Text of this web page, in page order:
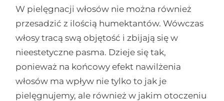
W pielęgnacji włosów nie można również
przesadzić z ilością humektantów. Wówczas
włosy tracą swą objętość i zbijają się w
nieestetyczne pasma. Dzieje się tak,
ponieważ na końcowy efekt nawilżenia
włosów ma wpływ nie tylko to jak je
pielęgnujemy, ale również w jakim otoczeniu